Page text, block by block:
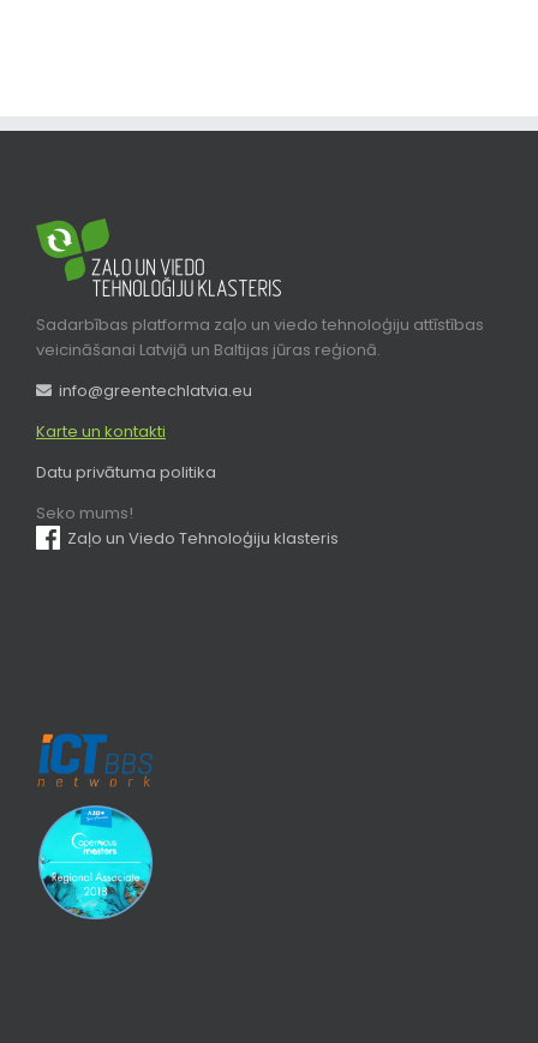
Sadarbības platforma zaļo un viedo tehnoloģiju attīstības
veicināšanai Latvijā un Baltijas jūras reģionā.
info@greentechlatvia.eu
Karte un kontakti
Datu privātuma politika
Seko mums!
Zaļo un Viedo Tehnoloģiju klasteris